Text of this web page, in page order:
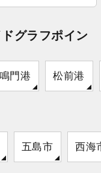
グラフポイン
門港 松前港
五島市 西海